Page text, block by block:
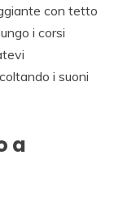
con tetto
i corsi
i suoni
a